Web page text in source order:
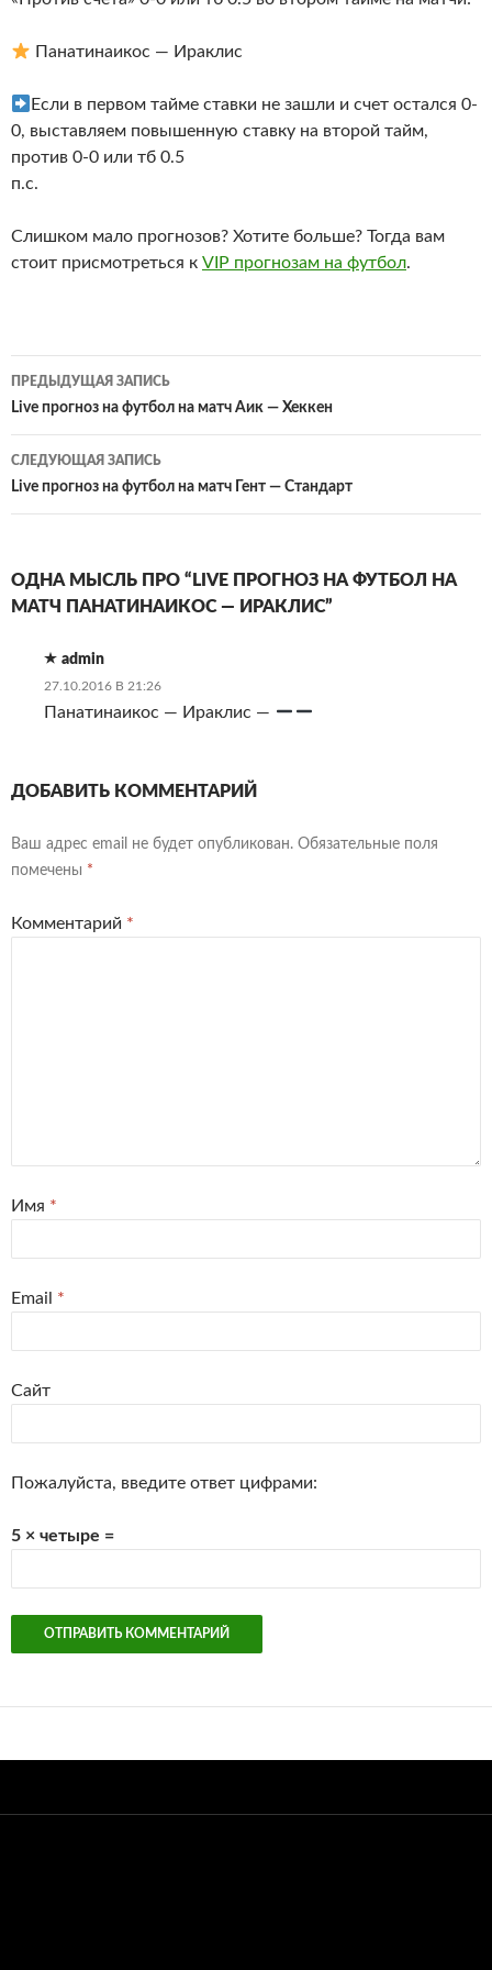
Панатинаикос — Ираклис
Если в первом тайме ставки не зашли и счет остался 0-
0, выставляем повышенную ставку на второй тайм,
против 0-0 или тб 0.5
п.с.
Слишком мало прогнозов? Хотите больше? Тогда вам
стоит присмотреться к VIP прогнозам на футбол.
Навигация
по
записям
ПРЕДЫДУЩАЯ ЗАПИСЬ
Live прогноз на футбол на матч Аик — Хеккен
СЛЕДУЮЩАЯ ЗАПИСЬ
Live прогноз на футбол на матч Гент — Стандарт
ОДНА МЫСЛЬ ПРО “LIVE ПРОГНОЗ НА ФУТБОЛ НА
МАТЧ ПАНАТИНАИКОС — ИРАКЛИС”
admin
27.10.2016 В 21:26
Панатинаикос — Ираклис —
ДОБАВИТЬ КОММЕНТАРИЙ
Ваш адрес email не будет опубликован. Обязательные поля
помечены *
Комментарий *
Имя *
Email *
Сайт
Пожалуйста, введите ответ цифрами:
5 × четыре =